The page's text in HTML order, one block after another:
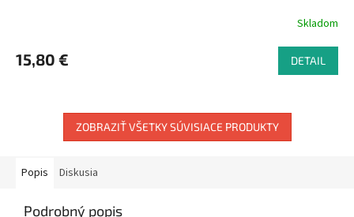
Skladom
15,80 € DETAIL
ZOBRAZIŤ VŠETKY SÚVISIACE PRODUKTY
Popis Diskusia
Podrobný popis